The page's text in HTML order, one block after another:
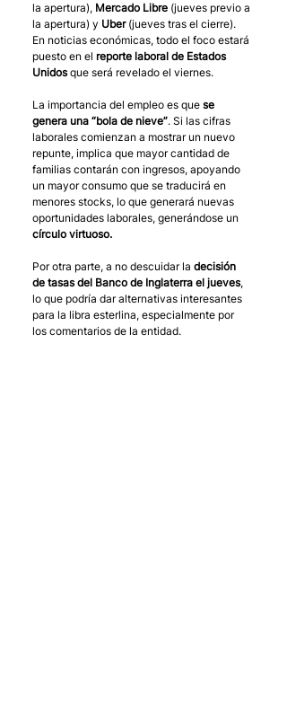
la apertura), Mercado Libre (jueves previo a
la apertura) y Uber (jueves tras el cierre).
En noticias económicas, todo el foco estará
puesto en el reporte laboral de Estados
Unidos que será revelado el viernes.
La importancia del empleo es que se
genera una “bola de nieve”. Si las cifras
laborales comienzan a mostrar un nuevo
repunte, implica que mayor cantidad de
familias contarán con ingresos, apoyando
un mayor consumo que se traducirá en
menores stocks, lo que generará nuevas
oportunidades laborales, generándose un
círculo virtuoso.
Por otra parte, a no descuidar la decisión
de tasas del Banco de Inglaterra el jueves,
lo que podría dar alternativas interesantes
para la libra esterlina, especialmente por
los comentarios de la entidad.